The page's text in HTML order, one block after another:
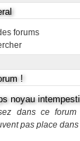
forums
!
noyau
dans ce
pas place dans